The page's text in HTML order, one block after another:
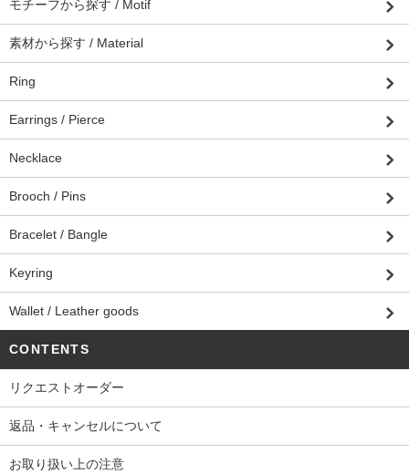
モチーフから探す / Motif
素材から探す / Material
Ring
Earrings / Pierce
Necklace
Brooch / Pins
Bracelet / Bangle
Keyring
Wallet / Leather goods
CONTENTS
リクエストオーダー
返品・キャンセルについて
お取り扱い上の注意